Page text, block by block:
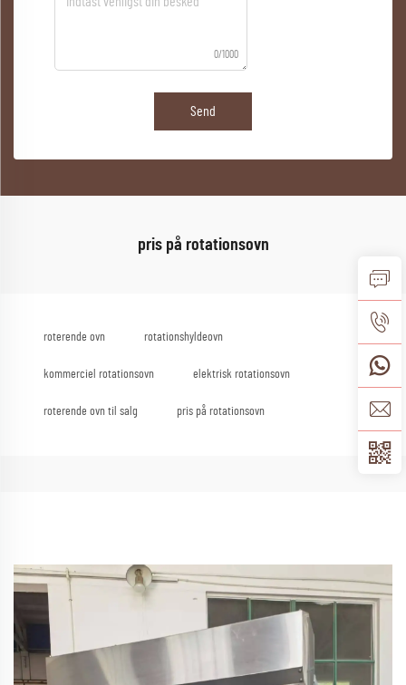
0/1000
Send
pris på rotationsovn
roterende ovn rotationshyldeovn
kommerciel rotationsovn elektrisk rotationsovn
roterende ovn til salg pris på rotationsovn